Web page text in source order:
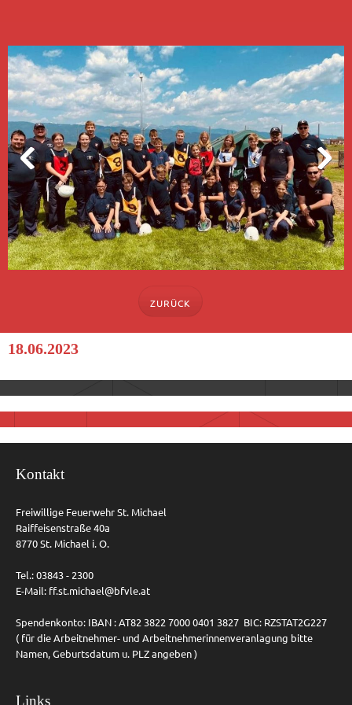
ZURÜCK
18.06.2023
Kontakt
Freiwillige Feuerwehr St. Michael
Raiffeisenstraße 40a
8770 St. Michael i. O.
Tel.: 03843 - 2300
E-Mail: ff.st.michael@bfvle.at
Spendenkonto: IBAN : AT82 3822 7000 0401 3827 BIC: RZSTAT2G227
( für die Arbeitnehmer- und Arbeitnehmerinnenveranlagung bitte
Namen, Geburtsdatum u. PLZ angeben )
Links